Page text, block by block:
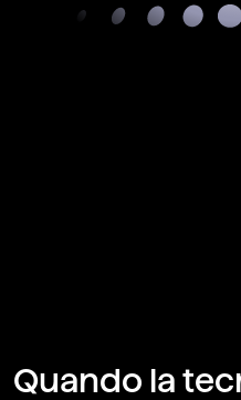
Quando la